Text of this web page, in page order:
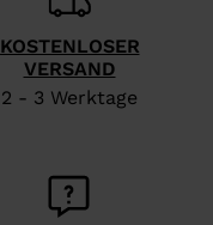
KOSTENLOSER
VERSAND
2 - 3 Werktage